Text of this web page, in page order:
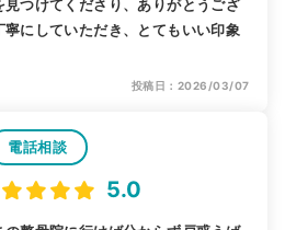
つけてくださり、ありがとうござ
にしていただき、とてもいい印象
投稿日：2026/03/07
電話相談
5.0